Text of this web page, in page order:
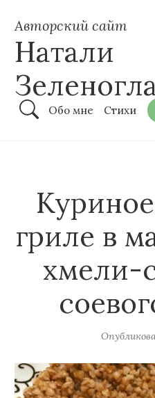
Авторский сайт
Натали
Обо мне Стихи
гриле в
хмели-